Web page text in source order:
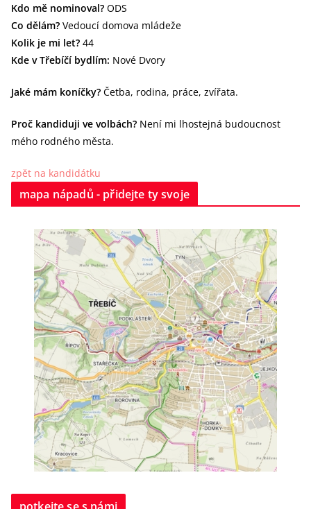
Kdo mě nominoval? ODS
Co dělám? Vedoucí domova mládeže
Kolik je mi let? 44
Kde v Třebíčí bydlím: Nové Dvory
Jaké mám koníčky? Četba, rodina, práce, zvířata.
Proč kandiduji ve volbách? Není mi lhostejná budoucnost
mého rodného města.
zpět na kandidátku
mapa nápadů - přidejte ty svoje